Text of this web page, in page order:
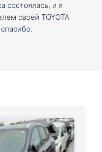
состоялась, и я
своей TOYOTA